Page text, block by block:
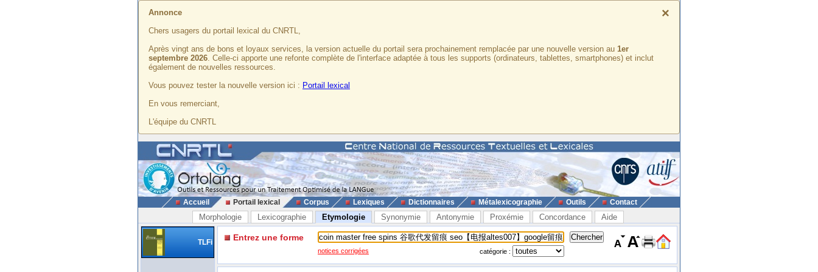
×
Annonce
Chers usagers du portail lexical du CNRTL,
Après vingt ans de bons et loyaux services, la version actuelle du portail sera prochainement remplacée par une nouvelle version au 1er
septembre 2026. Celle-ci apporte une refonte complète de l'interface adaptée à tous les supports (ordinateurs, tablettes, smartphones) et inclut
également de nouvelles ressources.
Vous pouvez tester la nouvelle version ici : Portail lexical
En vous remerciant,
L'équipe du CNRTL
Accueil Portail lexical Corpus Lexiques Dictionnaires Métalexicographie Outils Contact
Morphologie Lexicographie Etymologie Synonymie Antonymie Proxémie Concordance Aide
TLFi Entrez une forme
notices corrigées catégorie :